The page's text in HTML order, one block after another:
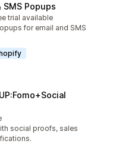
SMS Popups
107件
trial available
for email and SMS
74件
social proofs, sales